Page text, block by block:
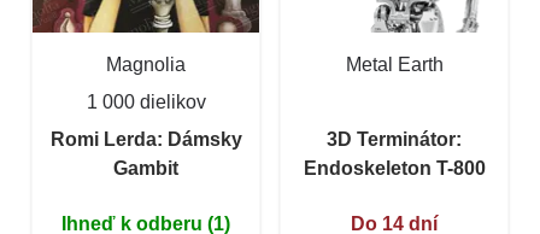
Magnolia
1 000 dielikov
Romi Lerda: Dámsky
Gambit
Ihneď k odberu (1)
Metal Earth
3D Terminátor:
Endoskeleton T-800
Do 14 dní